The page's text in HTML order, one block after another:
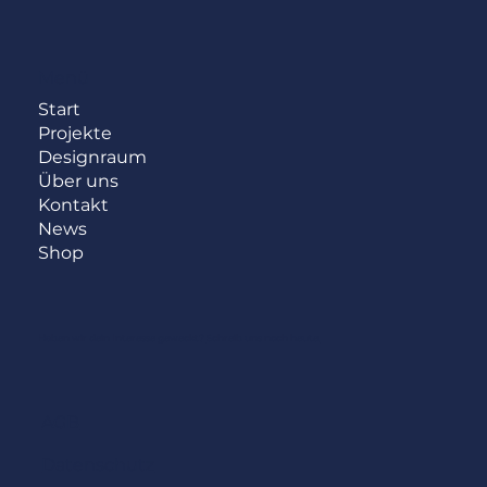
Start
Projekte
Designraum
Über uns
Kontakt
News
Shop